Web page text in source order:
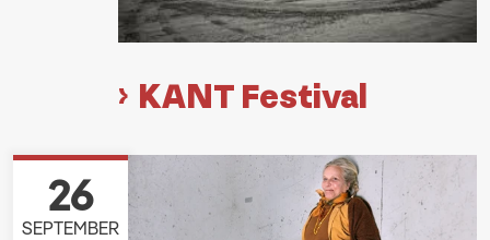
KANT Festival
26
SEPTEMBER